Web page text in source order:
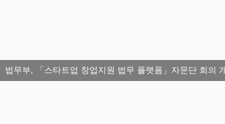
법무부, 「스타트업 창업지원 법무 플랫폼」자문단 회의